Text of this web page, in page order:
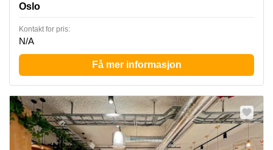
Oslo
Kontakt for pris:
N/A
Få mer informasjon